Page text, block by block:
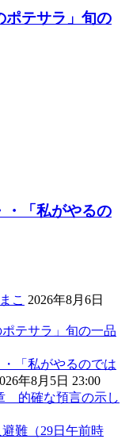
ポテサラ」旬の
「私がやるの
こ 2026年8月6日
テサラ」旬の一品
「私がやるのでは
年8月5日 23:00
的確な預言の示し
難（29日午前時